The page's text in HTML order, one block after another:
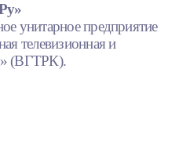
унитарное предприятие
телевизионная и
(ВГТРК).